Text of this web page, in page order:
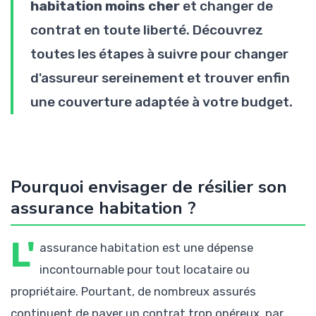
habitation moins cher et changer de
contrat en toute liberté. Découvrez
toutes les étapes à suivre pour changer
d'assureur sereinement et trouver enfin
une couverture adaptée à votre budget.
Pourquoi envisager de résilier son
assurance habitation ?
L' assurance habitation est une dépense
incontournable pour tout locataire ou
propriétaire. Pourtant, de nombreux assurés
continuent de payer un contrat trop onéreux, par